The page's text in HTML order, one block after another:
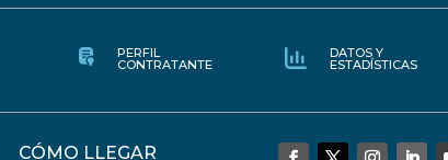
PERFIL
CONTRATANTE
DATOS Y
ESTADÍSTICAS
CÓMO LLEGAR